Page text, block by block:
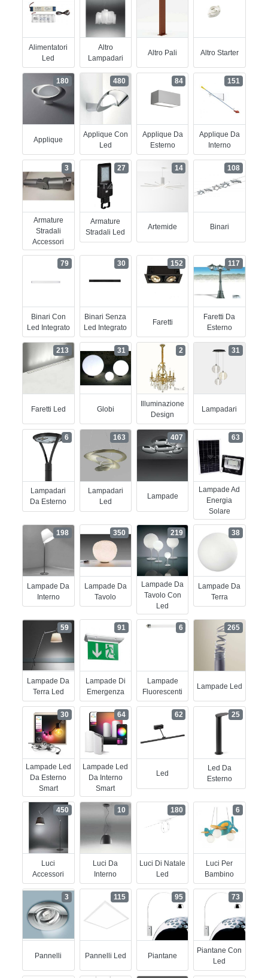
Alimentatori
Led
Altro
Lampadari
Altro Pali Altro Starter
Applique
180
Applique Con
Led
480
Applique Da
Esterno
84
Applique Da
Interno
151
Armature
Stradali
Accessori
3
Armature
Stradali Led
27
Artemide
14
Binari
108
Binari Con
Led Integrato
79
Binari Senza
Led Integrato
30
Faretti
152
Faretti Da
Esterno
117
Faretti Led
213
Globi
31
Illuminazione
Design
2
Lampadari
31
Lampadari
Da Esterno
6
Lampadari
Led
163
Lampade
407
Lampade Ad
Energia
Solare
63
Lampade Da
Interno
198
Lampade Da
Tavolo
350
Lampade Da
Tavolo Con
Led
219
Lampade Da
Terra
38
Lampade Da
Terra Led
59
Lampade Di
Emergenza
91
Lampade
Fluorescenti
6
Lampade Led
265
Lampade Led
Da Esterno
Smart
30
Lampade Led
Da Interno
Smart
64
Led
62
Led Da
Esterno
25
Luci
Accessori
450
Luci Da
Interno
10
Luci Di Natale
Led
180
Luci Per
Bambino
6
Pannelli
3
Pannelli Led
115
Piantane
95
Piantane Con
Led
73